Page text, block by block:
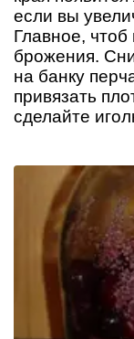
если вы
Главное,
брожения.
на банку
привязать
сделайте